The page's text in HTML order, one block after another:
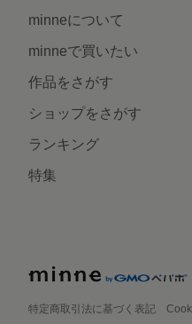
minneについて
minneで買いたい
作品をさがす
ショップをさがす
ランキング
特集
特定商取引法に基づく表記